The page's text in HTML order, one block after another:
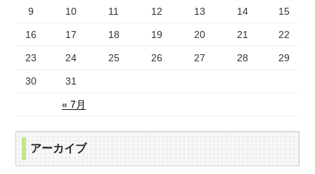
« 7月
9 10 11 12 13 14 15
16 17 18 19 20 21 22
23 24 25 26 27 28 29
30 31
アーカイブ